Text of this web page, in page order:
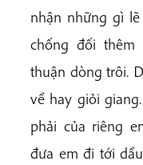
nhận những gì
chống đối
thuận dòng trôi.
về hay giỏi
phải của riêng
đưa em đi tới